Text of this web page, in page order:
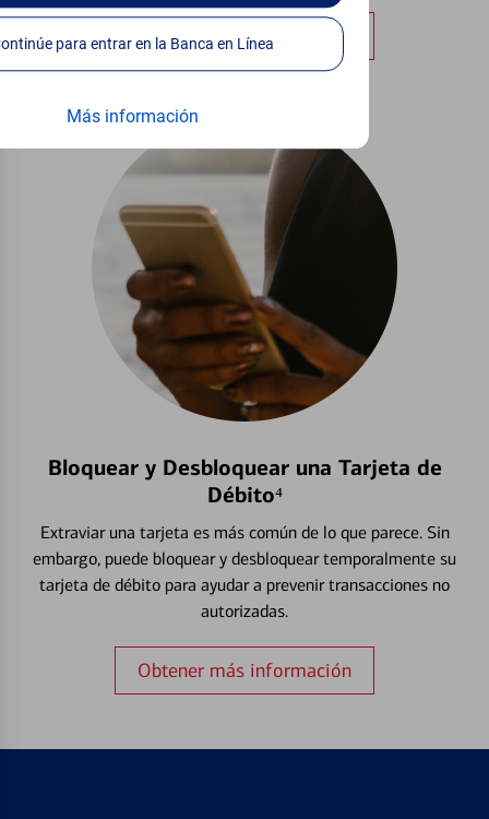
Continúe para entrar en la Banca en Línea
Más información
Obtener más información
Bloquear y Desbloquear una Tarjeta de
Débito⁴
Extraviar una tarjeta es más común de lo que parece. Sin
embargo, puede bloquear y desbloquear temporalmente su
tarjeta de débito para ayudar a prevenir transacciones no
autorizadas.
Obtener más información